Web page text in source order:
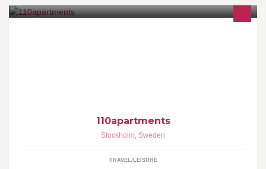
110apartments
Stockholm, Sweden
TRAVEL/LEISURE